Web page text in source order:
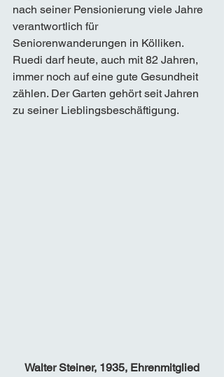
nach seiner Pensionierung viele Jahre
verantwortlich für
Seniorenwanderungen in Kölliken.
Ruedi darf heute, auch mit 82 Jahren,
immer noch auf eine gute Gesundheit
zählen. Der Garten gehört seit Jahren
zu seiner Lieblingsbeschäftigung.
Walter Steiner, 1935, Ehrenmitglied